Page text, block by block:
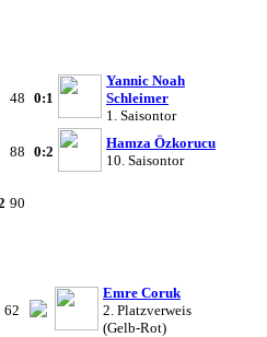
48 0:1
Yannic Noah
Schleimer
1. Saisontor
88 0:2
Hamza Özkorucu
10. Saisontor
90
62
Emre Coruk
2. Platzverweis
(Gelb-Rot)